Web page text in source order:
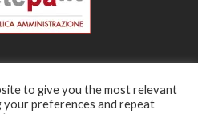
2026
to give you the most relevant
your preferences and repeat